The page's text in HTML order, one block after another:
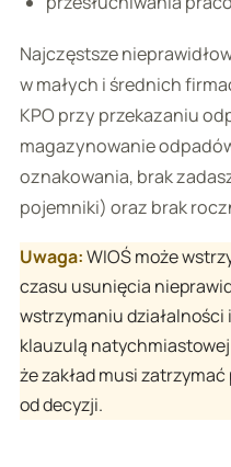
Najczęstsze
w małych i średnich
KPO przy przekazaniu
magazynowanie
oznakowania, brak
pojemniki) oraz brak
Uwaga:WIOŚ może
czasu usunięcia
wstrzymaniu
klauzulą
że zakład musi
od decyzji.